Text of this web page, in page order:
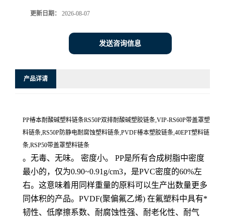
更新日期： 2026-08-07
发送咨询信息
产品详请
PP椿本耐酸碱塑料链条RS50P双排耐酸碱塑胶链条,VIP-RS60P带盖罩塑
料链条,RS50P防静电耐腐蚀塑料链条,PVDF椿本塑胶链条,40EPT塑料链
条,RSP50带盖罩塑料链条
。无毒、无味。 密度小。 PP是所有合成树脂中密度
最小的，仅为0.90~0.91g/cm3，是PVC密度的60%左
右。这意味着用同样重量的原料可以生产出数量更多
同体积的产品。PVDF(聚偏氟乙烯) 在氟塑料中具有*
韧性、低摩擦系数、耐腐蚀性强、耐老化性、耐气